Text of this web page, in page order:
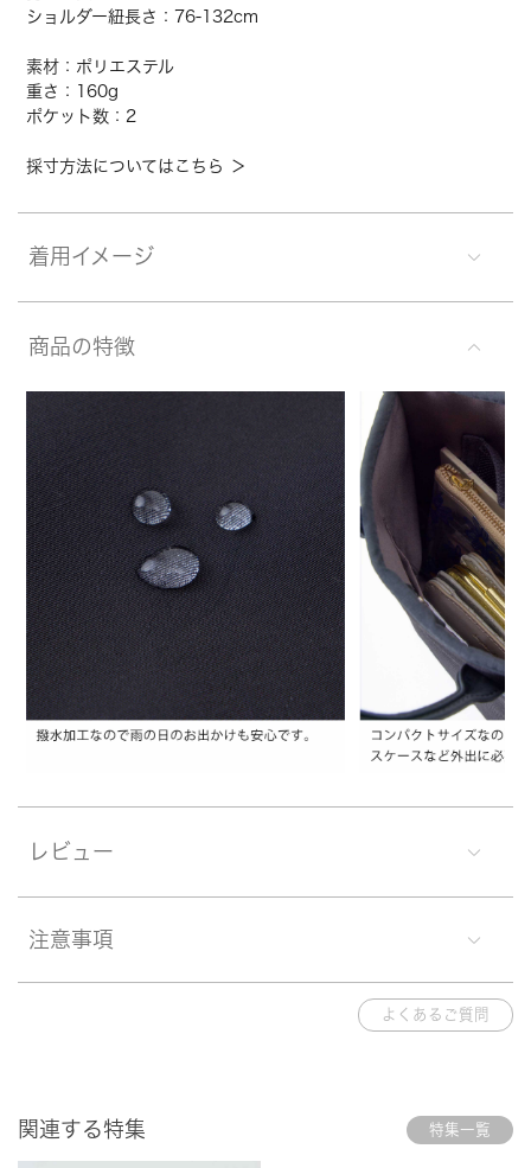
ショルダー紐長さ：76-132cm
素材：ポリエステル
重さ：160g
ポケット数：2
採寸方法についてはこちら ＞
着用イメージ
商品の特徴
レビュー
注意事項
よくあるご質問
関連する特集 特集一覧